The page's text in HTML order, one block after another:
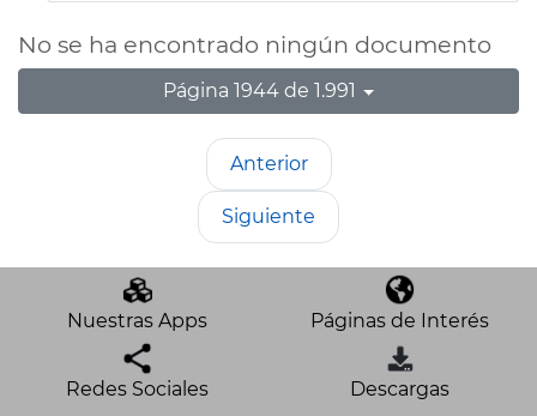
No se ha encontrado ningún documento
Página 1944 de 1.991
Anterior
Siguiente
Nuestras Apps Páginas de Interés
Redes Sociales Descargas